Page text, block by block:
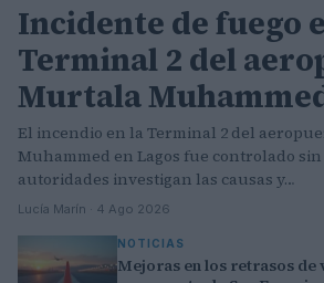
Incidente de fuego
Terminal 2 del
Murtala
El incendio en la Terminal 2 del
Muhammed en Lagos fue controlado sin
autoridades investigan las causas y…
Lucía Marín · 4 Ago 2026
NOTICIAS
Mejoras en los retrasos de